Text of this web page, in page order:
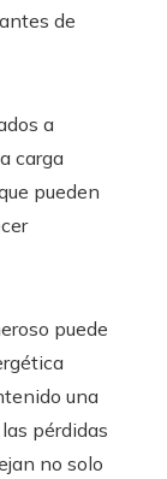
de
a
carga
pueden
puede
una
pérdidas
no solo